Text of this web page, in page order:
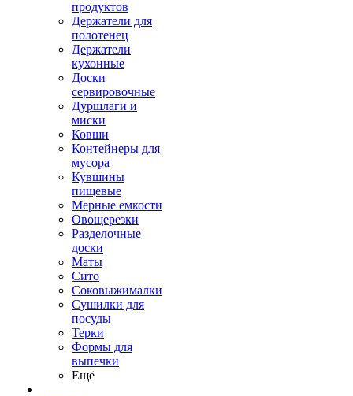
продуктов
Держатели для
полотенец
Держатели
кухонные
Доски
сервировочные
Дуршлаги и
миски
Ковши
Контейнеры для
мусора
Кувшины
пищевые
Мерные емкости
Овощерезки
Разделочные
доски
Маты
Сито
Соковыжималки
Сушилки для
посуды
Терки
Формы для
выпечки
Ещё